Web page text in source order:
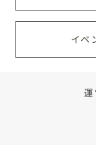
イベ